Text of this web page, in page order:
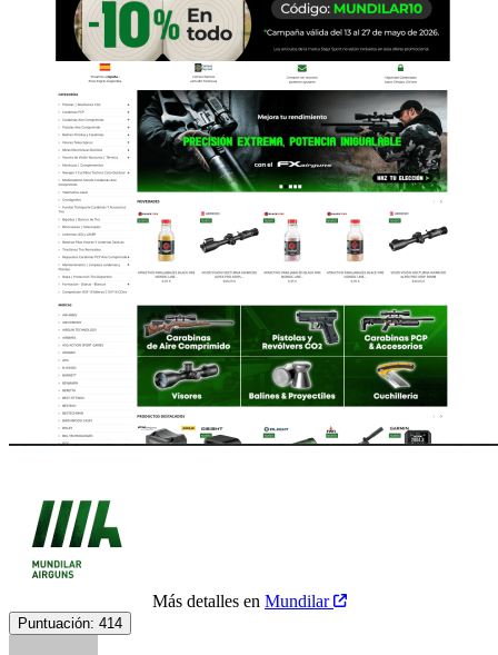
Más detalles en Mundilar
Puntuación: 414